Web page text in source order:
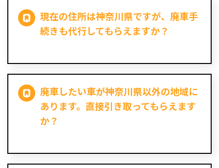
現在の住所は神奈川県ですが、廃車手
続きも代行してもらえますか？
廃車したい車が神奈川県以外の地域に
あります。直接引き取ってもらえます
か？